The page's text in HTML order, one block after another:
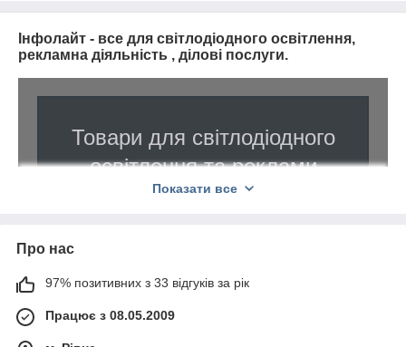
Інфолайт - все для світлодіодного освітлення,
рекламна діяльність , ділові послуги.
Товари для світлодіодного
освітлення та реклами
700
видів товарів і послуг. Гнучкий
система знижок постійним клієнтам та гуртовим
покупцям. Офіційна гарантія якості мінімум
Показати все
Про нас
97% позитивних з 33 відгуків за рік
Працює з 08.05.2009